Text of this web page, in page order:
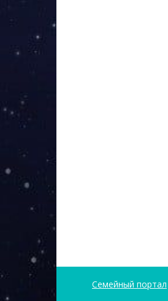
Семейный портал